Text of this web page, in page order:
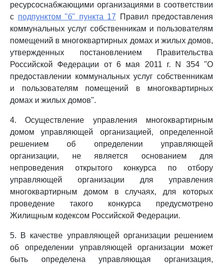
ресурсоснабжающими организациями в соответствии
с подпунктом "б" пункта 17 Правил предоставления
коммунальных услуг собственникам и пользователям
помещений в многоквартирных домах и жилых домов,
утвержденных постановлением Правительства
Российской Федерации от 6 мая 2011 г. N 354 "О
предоставлении коммунальных услуг собственникам
и пользователям помещений в многоквартирных
домах и жилых домов".
4. Осуществление управления многоквартирным
домом управляющей организацией, определенной
решением об определении управляющей
организации, не является основанием для
непроведения открытого конкурса по отбору
управляющей организации для управления
многоквартирным домом в случаях, для которых
проведение такого конкурса предусмотрено
Жилищным кодексом Российской Федерации.
5. В качестве управляющей организации решением
об определении управляющей организации может
быть определена управляющая организация,